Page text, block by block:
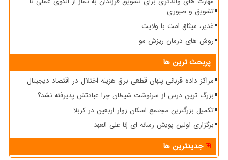
تشویق و صبوری
غدیر، میثاق امت با ولایت
روش های درمان ریزش مو
پربحث ترین ها
مراکز داده قربانی پنهان قطعی برق هزینه اختلال در اقتصاد دیجیتال
بزرگ ترین درس از سرنوشت شیطان چرا عبادتش پذیرفته نشد؟
تکمیل بزرگترین مجتمع اسکان زوار اربعین در کربلا
برگزاری اولین پویش رسانه ای إنا علی العهد
جدیدترین ها